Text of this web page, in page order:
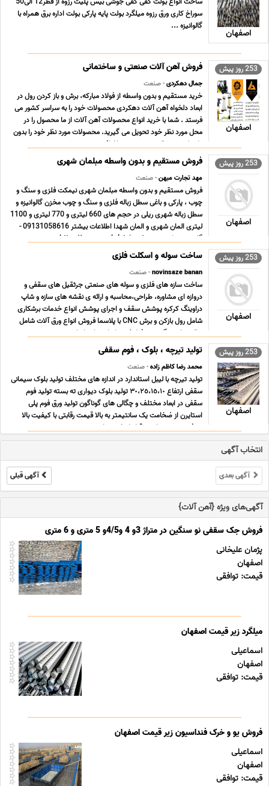
اصفهان
سوراخ کاری ورق رزوه میلگرد بولت پایه پارکی بولت اداره برق همراه با
گالوانیزه ...
253 روز پیش
اصفهان
فروش آهن آلات صنعتی و ساختمانی
جمال دهکردی- صنعت
خرید مستقیم و بدون واسطه از فولاد مبارکه، برش و باز کردن رول در
ابعاد دلخواه آهن آلات دهکردی محصولات خود را به سراسر کشور می
فرستد . شما با خرید انواع محصولات آهن آلات از ما محصول را در
محل مورد نظر خود تحویل می گیرید. محصولات مورد نظر خود را بدون
واسطه و مستقیم بدون هزینه اضافی ... ...
253 روز پیش
اصفهان
فروش مستقیم و بدون واسطه مبلمان شهری
مهد تجارت میهن- صنعت
فروش مستقیم و بدون واسطه مبلمان شهری نیمکت فلزی و سنگ و
چوب ، پارکی و باغی سطل زباله فلزی و سنگ و چوب مخزن گالوانیزه و
سطل زباله شهری ریلی در حجم های 660 لیتری و 770 لیتری و 1100
لیتری المان شهری و المان شهدا اطلاعات بیشتر 09131058616 -
گلدسته سایت https//www.mahdetejarat.com ... ...
253 روز پیش
اصفهان
ساخت سوله و اسکلت فلزی
novinsaze banan- صنعت
ساخت سازه های فلزی و سوله های صنعتی جرثقیل های سقفی و
دروازه ای مشاوره، طراحی،محاسبه و ارائه ی نقشه های سازه و شاپ
دراوینگ کرکره پوشش سقف و اجرای پوشش انواع خدمات برشکاری
شامل رول بازکن و برش CNC با پلاسما فروش انواع ورق آلات شامل
ورق سیاه و رنگی و پروفیل ✅تنها دارنده استاندارد ... ...
253 روز پیش
اصفهان
تولید تیرچه ، بلوک ، فوم سقفی
محمد رضا کاظم زاده- صنعت
تولید تیرچه با لیبل استاندارد در اندازه های مختلف تولید بلوک سیمانی
سقفی ارتفاع ٣٠،٢٥،١٥،١٠ تولید بلوک دیواری ته بسته تولید فوم
سقفی در ابعاد مختلف و چگالی های گوناگون تولید ورق فوم پلی
استایرن از ضخامت یک سانتیمتر به بالا قیمت رقابتی با کیفیت بالا
هدف مجموعه ماست قبل از خرید برا ... ...
انتخاب آگهی
آگهی بعدی آگهی قبلی
آگهی‌های ویژه {آهن آلات}
فروش جک سقفی نو سنگین در متراژ 3و 4 و4/5و 5 متری و 6 متری
پژمان علیخانی
اصفهان
قیمت: توافقی
میلگرد زیر قیمت اصفهان
اسماعیلی
اصفهان
قیمت: توافقی
فروش یو و خرک فنداسیون زیر قیمت اصفهان
اسماعیلی
اصفهان
قیمت: توافقی